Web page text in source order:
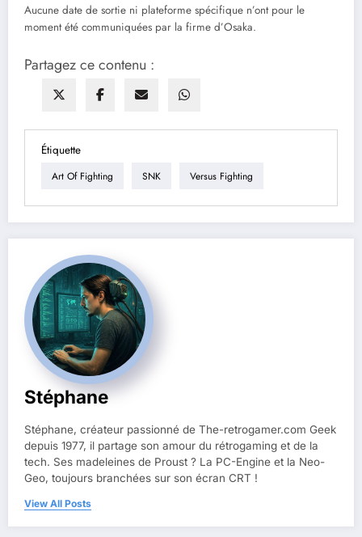
Aucune date de sortie ni plateforme spécifique n’ont pour le
moment été communiquées par la firme d’Osaka.
Partagez ce contenu :
Étiquette
Art Of Fighting SNK Versus Fighting
Stéphane
Stéphane, créateur passionné de The-retrogamer.com Geek
depuis 1977, il partage son amour du rétrogaming et de la
tech. Ses madeleines de Proust ? La PC-Engine et la Neo-
Geo, toujours branchées sur son écran CRT !
View All Posts